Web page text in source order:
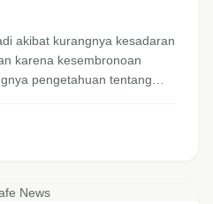
akibat kurangnya kesadaran
karena kesembronoan
pengetahuan tentang
News